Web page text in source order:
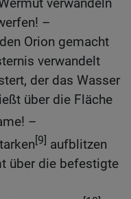
verwandeln
–
Orion gemacht
verwandelt
der das Wasser
über die Fläche
–
[9] aufblitzen
über die befestigte